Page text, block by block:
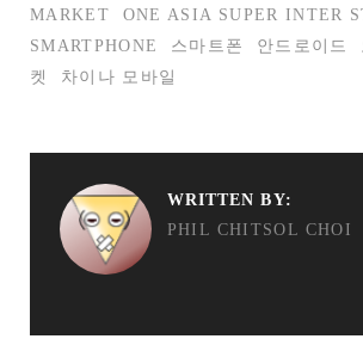
MARKET
ONE ASIA SUPER INTER
SMARTPHONE
스마트폰 안드로이드
켓
차이나 모바일
WRITTEN BY:
PHIL CHITSOL CHOI